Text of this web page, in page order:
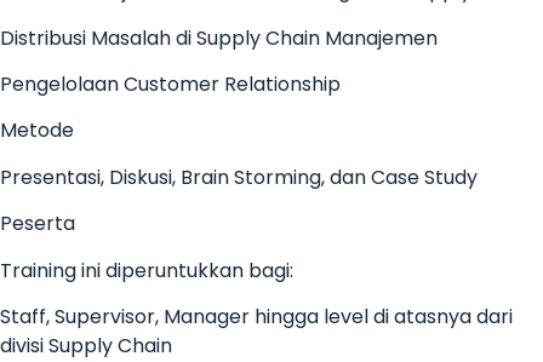
Distribusi Masalah di Supply Chain Manajemen
Pengelolaan Customer Relationship
Metode
Presentasi, Diskusi, Brain Storming, dan Case Study
Peserta
Training ini diperuntukkan bagi:
Staff, Supervisor, Manager hingga level di atasnya dari
divisi Supply Chain